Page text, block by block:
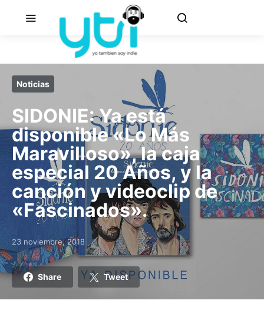
Noticias
SIDONIE: Ya está
disponible «Lo Más
Maravilloso», la caja
especial 20 Años, y la
canción y videoclip de
«Fascinados».
Posted on
23 noviembre, 2018
Share Tweet